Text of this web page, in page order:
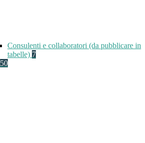
Consulenti e collaboratori (da pubblicare in
tabelle) 7
50